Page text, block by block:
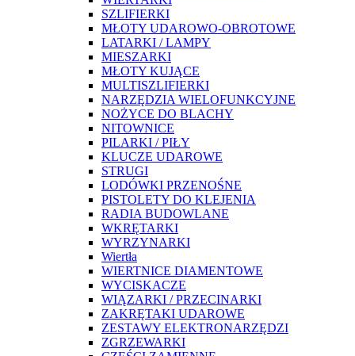
SZLIFIERKI
MŁOTY UDAROWO-OBROTOWE
LATARKI / LAMPY
MIESZARKI
MŁOTY KUJĄCE
MULTISZLIFIERKI
NARZĘDZIA WIELOFUNKCYJNE
NOŻYCE DO BLACHY
NITOWNICE
PILARKI / PIŁY
KLUCZE UDAROWE
STRUGI
LODÓWKI PRZENOŚNE
PISTOLETY DO KLEJENIA
RADIA BUDOWLANE
WKRĘTARKI
WYRZYNARKI
Wiertła
WIERTNICE DIAMENTOWE
WYCISKACZE
WIĄZARKI / PRZECINARKI
ZAKRĘTAKI UDAROWE
ZESTAWY ELEKTRONARZĘDZI
ZGRZEWARKI